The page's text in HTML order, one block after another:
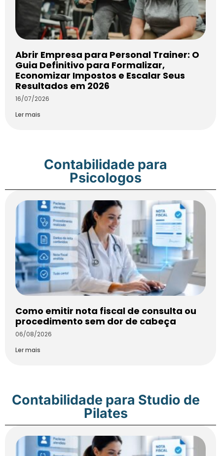
Abrir Empresa para Personal Trainer: O
Guia Definitivo para Formalizar,
Economizar Impostos e Escalar Seus
Resultados em 2026
16/07/2026
Ler mais
Contabilidade para
Psicologos
Como emitir nota fiscal de consulta ou
procedimento sem dor de cabeça
06/08/2026
Ler mais
Contabilidade para Studio de
Pilates